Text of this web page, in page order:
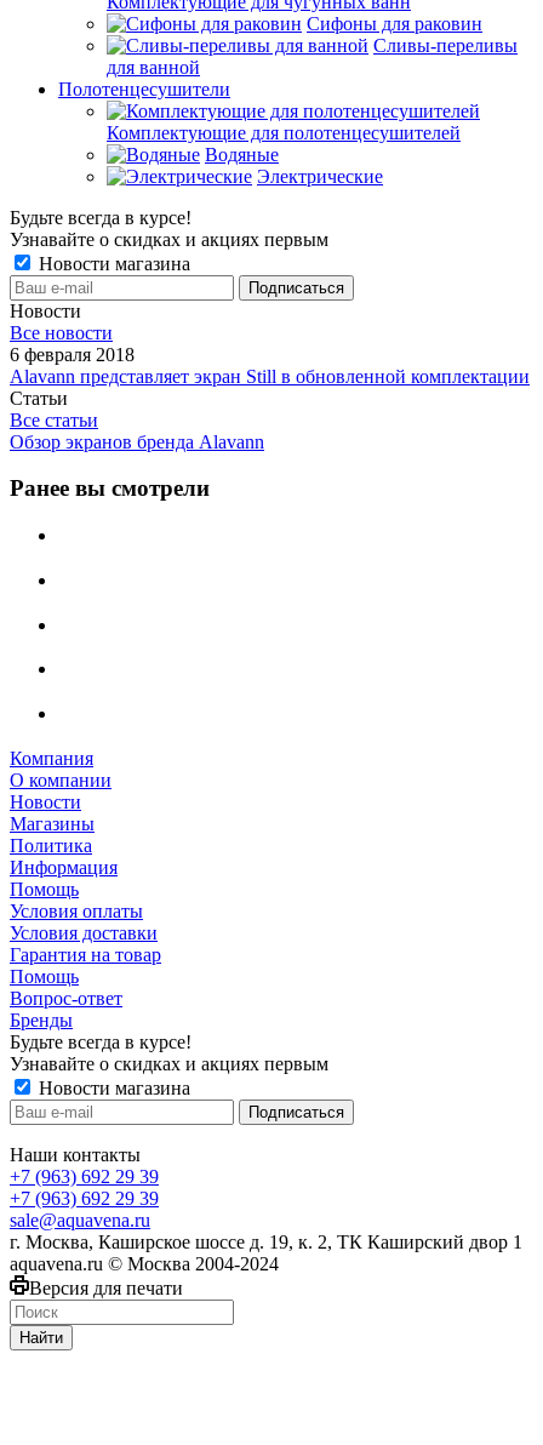
Сифоны для раковин
Сливы-переливы
для ванной
Полотенцесушители
Комплектующие для полотенцесушителей
Водяные
Электрические
Будьте всегда в курсе!
Узнавайте о скидках и акциях первым
Новости магазина
Новости
Все новости
6 февраля 2018
Alavann представляет экран Still в обновленной комплектации
Статьи
Все статьи
Обзор экранов бренда Alavann
Ранее вы смотрели
Компания
О компании
Новости
Магазины
Политика
Информация
Помощь
Условия оплаты
Условия доставки
Гарантия на товар
Помощь
Вопрос-ответ
Бренды
Будьте всегда в курсе!
Узнавайте о скидках и акциях первым
Новости магазина
Наши контакты
+7 (963) 692 29 39
+7 (963) 692 29 39
sale@aquavena.ru
г. Москва, Каширское шоссе д. 19, к. 2, ТК Каширский двор 1
aquavena.ru © Москва 2004-2024
Версия для печати
Найти